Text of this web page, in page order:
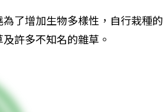
了增加生物多樣性，自行栽種的
許多不知名的雜草。